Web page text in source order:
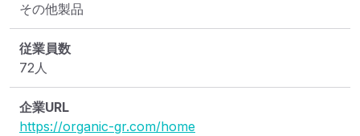
その他製品
従業員数
72人
企業URL
https://organic-gr.com/home